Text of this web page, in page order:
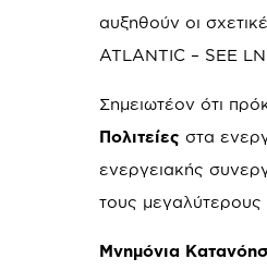
αυξηθούν οι
ATLANTIC – SEE
Σημειωτέον ότι
Πολιτείες στα
ενεργειακής
τους
Μνημόνια